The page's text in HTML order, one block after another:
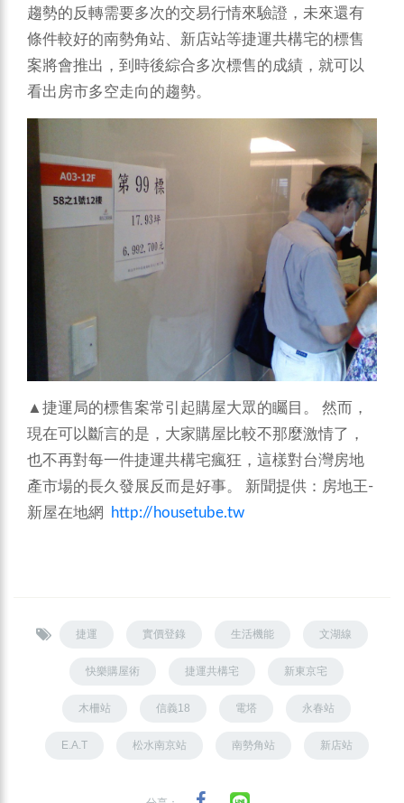
趨勢的反轉需要多次的交易行情來驗證，未來還有
條件較好的南勢角站、新店站等捷運共構宅的標售
案將會推出，到時後綜合多次標售的成績，就可以
看出房市多空走向的趨勢。
▲捷運局的標售案常引起購屋大眾的矚目。 然而，
現在可以斷言的是，大家購屋比較不那麼激情了，
也不再對每一件捷運共構宅瘋狂，這樣對台灣房地
產市場的長久發展反而是好事。 新聞提供：房地王-
新屋在地網
http://housetube.tw
捷運 實價登錄 生活機能 文湖線
快樂購屋術 捷運共構宅 新東京宅
木柵站 信義18 電塔 永春站
E.A.T 松水南京站 南勢角站 新店站